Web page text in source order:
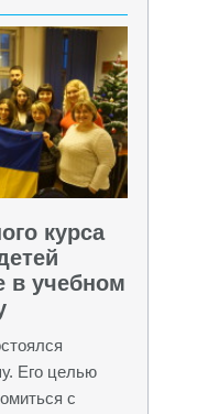
курса
в учебном
Его целью
с